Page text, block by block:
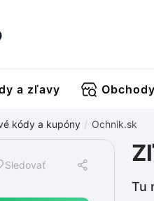
a zľavy Obchody
kódy a kupóny Ochnik.sk
Sledovať
Tu